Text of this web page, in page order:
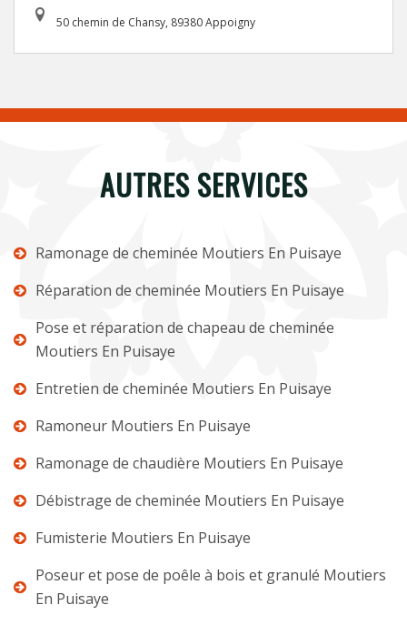
50 chemin de Chansy, 89380 Appoigny
AUTRES SERVICES
Ramonage de cheminée Moutiers En Puisaye
Réparation de cheminée Moutiers En Puisaye
Pose et réparation de chapeau de cheminée
Moutiers En Puisaye
Entretien de cheminée Moutiers En Puisaye
Ramoneur Moutiers En Puisaye
Ramonage de chaudière Moutiers En Puisaye
Débistrage de cheminée Moutiers En Puisaye
Fumisterie Moutiers En Puisaye
Poseur et pose de poêle à bois et granulé Moutiers
En Puisaye